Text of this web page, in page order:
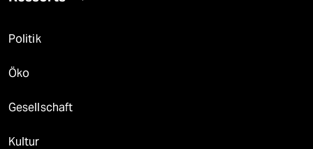
Politik
Öko
Gesellschaft
Kultur